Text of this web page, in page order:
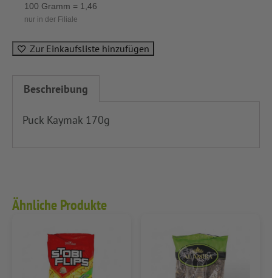
100 Gramm = 1,46
nur in der Filiale
Zur Einkaufsliste hinzufügen
Beschreibung
Puck Kaymak 170g
Ähnliche Produkte